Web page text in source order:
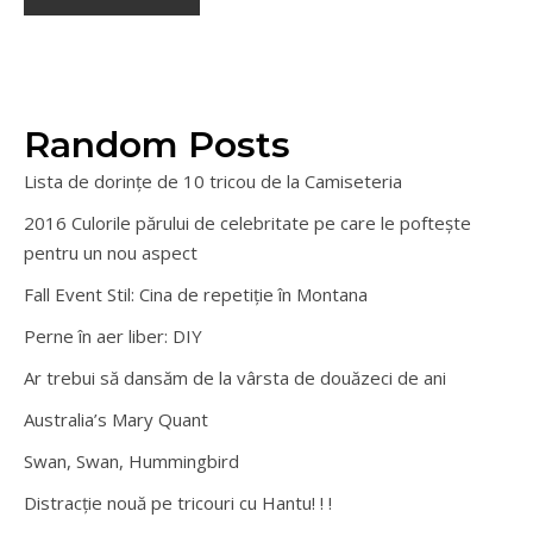
Random Posts
Lista de dorințe de 10 tricou de la Camiseteria
2016 Culorile părului de celebritate pe care le poftește
pentru un nou aspect
Fall Event Stil: Cina de repetiție în Montana
Perne în aer liber: DIY
Ar trebui să dansăm de la vârsta de douăzeci de ani
Australia’s Mary Quant
Swan, Swan, Hummingbird
Distracție nouă pe tricouri cu Hantu! ! !